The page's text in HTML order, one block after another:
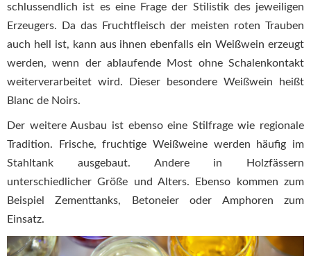
schlussendlich ist es eine Frage der Stilistik des jeweiligen
Erzeugers. Da das Fruchtfleisch der meisten roten Trauben
auch hell ist, kann aus ihnen ebenfalls ein Weißwein erzeugt
werden, wenn der ablaufende Most ohne Schalenkontakt
weiterverarbeitet wird. Dieser besondere Weißwein heißt
Blanc de Noirs.
Der weitere Ausbau ist ebenso eine Stilfrage wie regionale
Tradition. Frische, fruchtige Weißweine werden häufig im
Stahltank ausgebaut. Andere in Holzfässern
unterschiedlicher Größe und Alters. Ebenso kommen zum
Beispiel Zementtanks, Betoneier oder Amphoren zum
Einsatz.